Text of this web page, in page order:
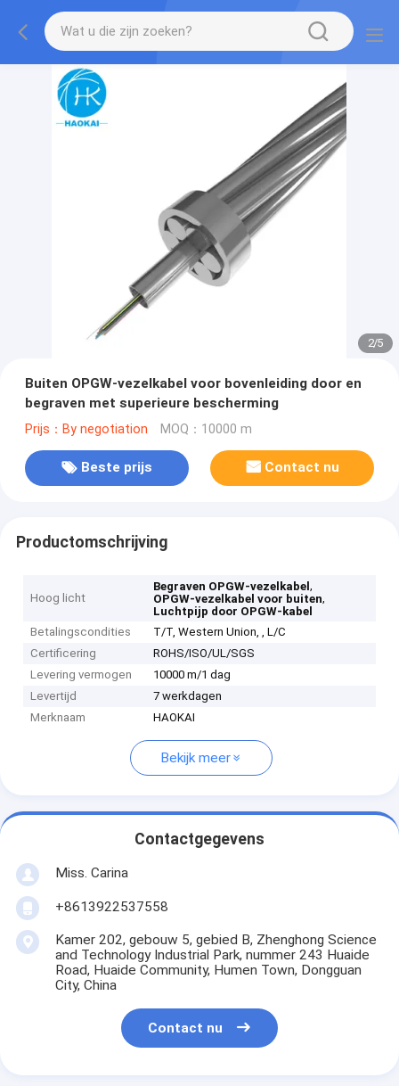
2/5
Buiten OPGW-vezelkabel voor bovenleiding door en
begraven met superieure bescherming
Prijs：By negotiation MOQ：10000 m
Beste prijs Contact nu
Productomschrijving
Hoog licht
Begraven OPGW-vezelkabel,
OPGW-vezelkabel voor buiten,
Luchtpijp door OPGW-kabel
Betalingscondities
T/T, Western Union, , L/C
Certificering
ROHS/ISO/UL/SGS
Levering vermogen
10000 m/1 dag
Levertijd
7 werkdagen
Merknaam
HAOKAI
Bekijk meer
Contactgegevens
Miss. Carina
+8613922537558
Kamer 202, gebouw 5, gebied B, Zhenghong Science
and Technology Industrial Park, nummer 243 Huaide
Road, Huaide Community, Humen Town, Dongguan
City, China
Contact nu